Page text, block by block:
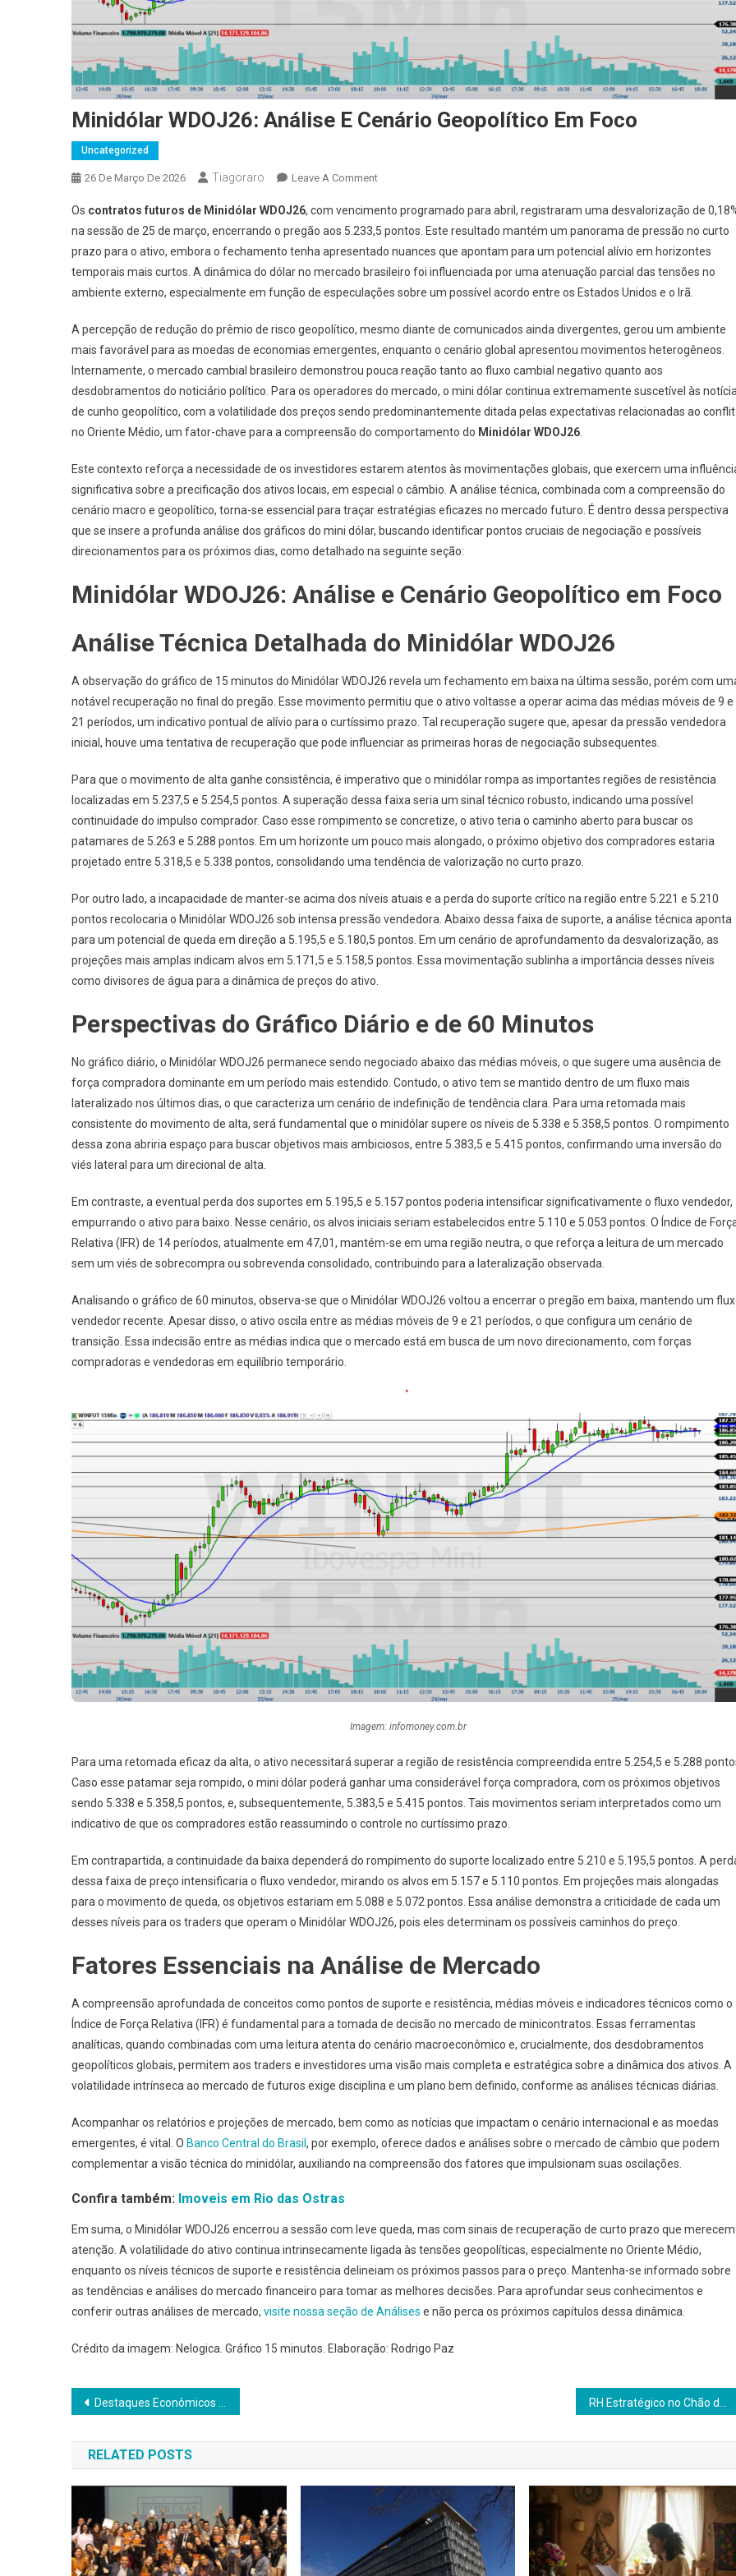
Minidólar WDOJ26: Análise E Cenário Geopolítico Em Foco
Uncategorized
26 De Março De 2026 Tiagoraro Leave A CommentOn
WDOJ26:
Análise
E
Cenário
Geopolítico
Foco
Os contratos futuros de Minidólar WDOJ26, com vencimento programado para abril, registraram uma desvalorização de
na sessão de 25 de março, encerrando o pregão aos 5.233,5 pontos. Este resultado mantém um panorama de pressão no curto
prazo para o ativo, embora o fechamento tenha apresentado nuances que apontam para um potencial alívio em horizontes
temporais mais curtos. A dinâmica do dólar no mercado brasileiro foi influenciada por uma atenuação parcial das tensões no
ambiente externo, especialmente em função de especulações sobre um possível acordo entre os Estados Unidos e o Irã.
A percepção de redução do prêmio de risco geopolítico, mesmo diante de comunicados ainda divergentes, gerou um ambiente
mais favorável para as moedas de economias emergentes, enquanto o cenário global apresentou movimentos heterogêneos.
Internamente, o mercado cambial brasileiro demonstrou pouca reação tanto ao fluxo cambial negativo quanto aos
desdobramentos do noticiário político. Para os operadores do mercado, o mini dólar continua extremamente suscetível às
de cunho geopolítico, com a volatilidade dos preços sendo predominantemente ditada pelas expectativas relacionadas ao
no Oriente Médio, um fator-chave para a compreensão do comportamento do Minidólar WDOJ26
Este contexto reforça a necessidade de os investidores estarem atentos às movimentações globais, que exercem uma
significativa sobre a precificação dos ativos locais, em especial o câmbio. A análise técnica, combinada com a compreensão do
cenário macro e geopolítico, torna-se essencial para traçar estratégias eficazes no mercado futuro. É dentro dessa perspectiva
que se insere a profunda análise dos gráficos do mini dólar, buscando identificar pontos cruciais de negociação e possíveis
direcionamentos para os próximos dias, como detalhado na seguinte seção:
Minidólar WDOJ26: Análise e Cenário Geopolítico em Foco
Análise Técnica Detalhada do Minidólar WDOJ26
A observação do gráfico de 15 minutos do Minidólar WDOJ26 revela um fechamento em baixa na última sessão, porém com
notável recuperação no final do pregão. Esse movimento permitiu que o ativo voltasse a operar acima das médias móveis de 9 e
21 períodos, um indicativo pontual de alívio para o curtíssimo prazo. Tal recuperação sugere que, apesar da pressão vendedora
inicial, houve uma tentativa de recuperação que pode influenciar as primeiras horas de negociação subsequentes.
Para que o movimento de alta ganhe consistência, é imperativo que o minidólar rompa as importantes regiões de resistência
localizadas em 5.237,5 e 5.254,5 pontos. A superação dessa faixa seria um sinal técnico robusto, indicando uma possível
continuidade do impulso comprador. Caso esse rompimento se concretize, o ativo teria o caminho aberto para buscar os
patamares de 5.263 e 5.288 pontos. Em um horizonte um pouco mais alongado, o próximo objetivo dos compradores estaria
projetado entre 5.318,5 e 5.338 pontos, consolidando uma tendência de valorização no curto prazo.
Por outro lado, a incapacidade de manter-se acima dos níveis atuais e a perda do suporte crítico na região entre 5.221 e 5.210
pontos recolocaria o Minidólar WDOJ26 sob intensa pressão vendedora. Abaixo dessa faixa de suporte, a análise técnica aponta
para um potencial de queda em direção a 5.195,5 e 5.180,5 pontos. Em um cenário de aprofundamento da desvalorização, as
projeções mais amplas indicam alvos em 5.171,5 e 5.158,5 pontos. Essa movimentação sublinha a importância desses níveis
como divisores de água para a dinâmica de preços do ativo.
Perspectivas do Gráfico Diário e de 60 Minutos
No gráfico diário, o Minidólar WDOJ26 permanece sendo negociado abaixo das médias móveis, o que sugere uma ausência de
força compradora dominante em um período mais estendido. Contudo, o ativo tem se mantido dentro de um fluxo mais
lateralizado nos últimos dias, o que caracteriza um cenário de indefinição de tendência clara. Para uma retomada mais
consistente do movimento de alta, será fundamental que o minidólar supere os níveis de 5.338 e 5.358,5 pontos. O rompimento
dessa zona abriria espaço para buscar objetivos mais ambiciosos, entre 5.383,5 e 5.415 pontos, confirmando uma inversão do
viés lateral para um direcional de alta.
Em contraste, a eventual perda dos suportes em 5.195,5 e 5.157 pontos poderia intensificar significativamente o fluxo vendedor,
empurrando o ativo para baixo. Nesse cenário, os alvos iniciais seriam estabelecidos entre 5.110 e 5.053 pontos. O Índice de
Relativa (IFR) de 14 períodos, atualmente em 47,01, mantém-se em uma região neutra, o que reforça a leitura de um mercado
sem um viés de sobrecompra ou sobrevenda consolidado, contribuindo para a lateralização observada.
Analisando o gráfico de 60 minutos, observa-se que o Minidólar WDOJ26 voltou a encerrar o pregão em baixa, mantendo um
vendedor recente. Apesar disso, o ativo oscila entre as médias móveis de 9 e 21 períodos, o que configura um cenário de
transição. Essa indecisão entre as médias indica que o mercado está em busca de um novo direcionamento, com forças
compradoras e vendedoras em equilíbrio temporário.
Imagem: infomoney.com.br
Para uma retomada eficaz da alta, o ativo necessitará superar a região de resistência compreendida entre 5.254,5 e 5.288
Caso esse patamar seja rompido, o mini dólar poderá ganhar uma considerável força compradora, com os próximos objetivos
sendo 5.338 e 5.358,5 pontos, e, subsequentemente, 5.383,5 e 5.415 pontos. Tais movimentos seriam interpretados como um
indicativo de que os compradores estão reassumindo o controle no curtíssimo prazo.
Em contrapartida, a continuidade da baixa dependerá do rompimento do suporte localizado entre 5.210 e 5.195,5 pontos. A
dessa faixa de preço intensificaria o fluxo vendedor, mirando os alvos em 5.157 e 5.110 pontos. Em projeções mais alongadas
para o movimento de queda, os objetivos estariam em 5.088 e 5.072 pontos. Essa análise demonstra a criticidade de cada um
desses níveis para os traders que operam o Minidólar WDOJ26, pois eles determinam os possíveis caminhos do preço.
Fatores Essenciais na Análise de Mercado
A compreensão aprofundada de conceitos como pontos de suporte e resistência, médias móveis e indicadores técnicos como o
Índice de Força Relativa (IFR) é fundamental para a tomada de decisão no mercado de minicontratos. Essas ferramentas
analíticas, quando combinadas com uma leitura atenta do cenário macroeconômico e, crucialmente, dos desdobramentos
geopolíticos globais, permitem aos traders e investidores uma visão mais completa e estratégica sobre a dinâmica dos ativos. A
volatilidade intrínseca ao mercado de futuros exige disciplina e um plano bem definido, conforme as análises técnicas diárias.
Acompanhar os relatórios e projeções de mercado, bem como as notícias que impactam o cenário internacional e as moedas
emergentes, é vital. O Banco Central do Brasil, por exemplo, oferece dados e análises sobre o mercado de câmbio que podem
complementar a visão técnica do minidólar, auxiliando na compreensão dos fatores que impulsionam suas oscilações.
Confira também: Imoveis em Rio das Ostras
Em suma, o Minidólar WDOJ26 encerrou a sessão com leve queda, mas com sinais de recuperação de curto prazo que merecem
atenção. A volatilidade do ativo continua intrinsecamente ligada às tensões geopolíticas, especialmente no Oriente Médio,
enquanto os níveis técnicos de suporte e resistência delineiam os próximos passos para o preço. Mantenha-se informado sobre
as tendências e análises do mercado financeiro para tomar as melhores decisões. Para aprofundar seus conhecimentos e
conferir outras análises de mercado, visite nossa seção de Análises e não perca os próximos capítulos dessa dinâmica.
Crédito da imagem: Nelogica. Gráfico 15 minutos. Elaboração: Rodrigo Paz
Navegação
de
Post
Destaques Econômicos e Geopolíticos Agitam Quinta-feira
RELATED POSTS